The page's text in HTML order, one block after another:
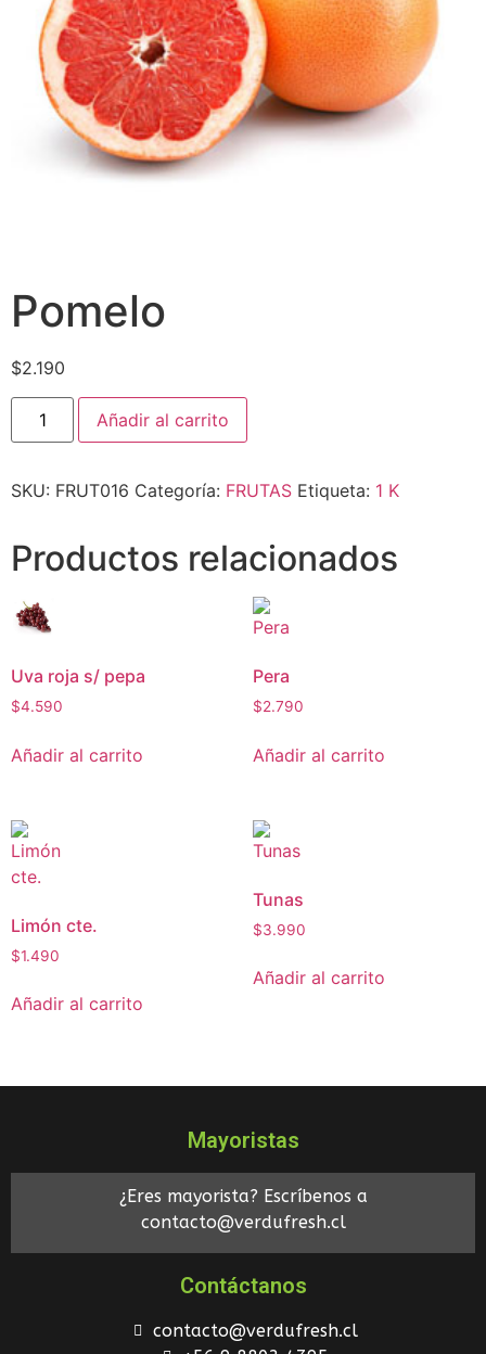
Pomelo
$2.190
Añadir al carrito
SKU: FRUT016 Categoría: FRUTAS Etiqueta: 1 K
Productos relacionados
Uva roja s/ pepa
$4.590
Añadir al carrito
Pera
$2.790
Añadir al carrito
Limón cte.
$1.490
Añadir al carrito
Tunas
$3.990
Añadir al carrito
Mayoristas
¿Eres mayorista? Escríbenos a
contacto@verdufresh.cl
Contáctanos
contacto@verdufresh.cl